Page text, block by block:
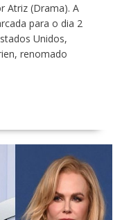
Atriz (Drama). A
para o dia 2
Unidos,
renomado